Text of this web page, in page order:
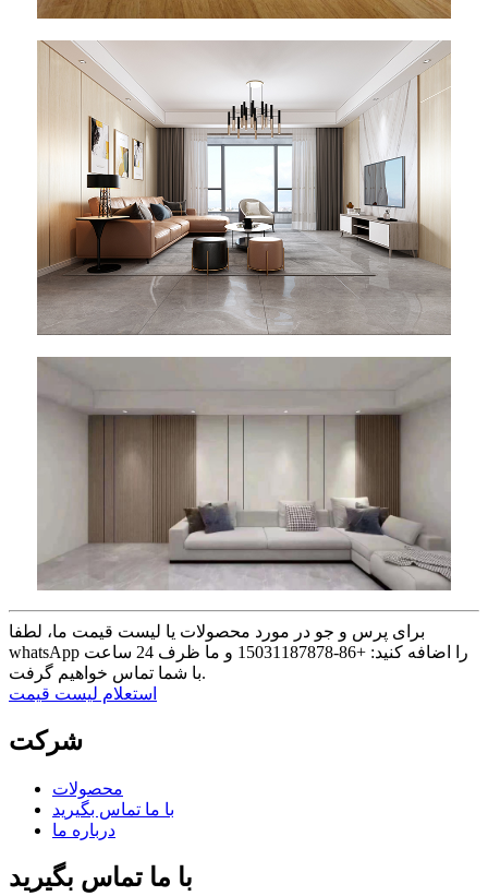
برای پرس و جو در مورد محصولات یا لیست قیمت ما، لطفا
whatsApp را اضافه کنید: +86-15031187878 و ما ظرف 24 ساعت
با شما تماس خواهیم گرفت.
استعلام لیست قیمت
شرکت
محصولات
با ما تماس بگیرید
درباره ما
با ما تماس بگیرید